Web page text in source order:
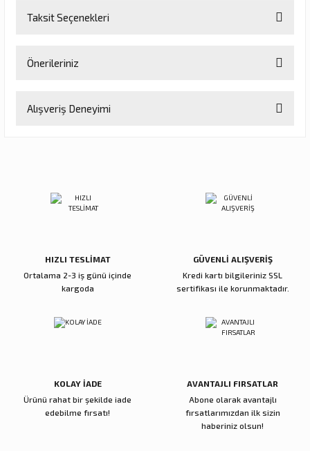
Taksit Seçenekleri
Önerileriniz
konularda yetersiz gördüğünüz noktaları öneri formunu kullanarak
Ürün açıklamasında eksik bilgiler bulunuyor.
Ürün bilgilerinde hatalar bulunuyor.
Alışveriş Deneyimi
HIZLI TESLİMAT
Ortalama 2-3 iş günü içinde
kargoda
GÜVENLİ ALIŞVERİŞ
Kredi kartı bilgileriniz SSL
sertifikası ile korunmaktadır.
KOLAY İADE
Ürünü rahat bir şekilde iade
edebilme fırsatı!
AVANTAJLI FIRSATLAR
Abone olarak avantajlı
fırsatlarımızdan ilk sizin
haberiniz olsun!